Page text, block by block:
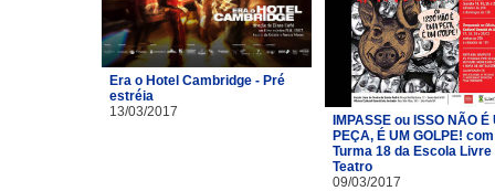
Era o Hotel Cambridge - Pré
estréia
13/03/2017
IMPASSE ou ISSO NÃO É
PEÇA, É UM GOLPE!
Turma 18 da Escola Livre
Teatro​
09/03/2017